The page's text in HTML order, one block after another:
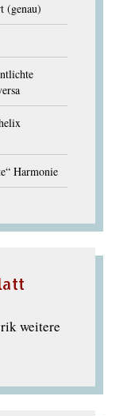
(genau)
Harmonie
weitere